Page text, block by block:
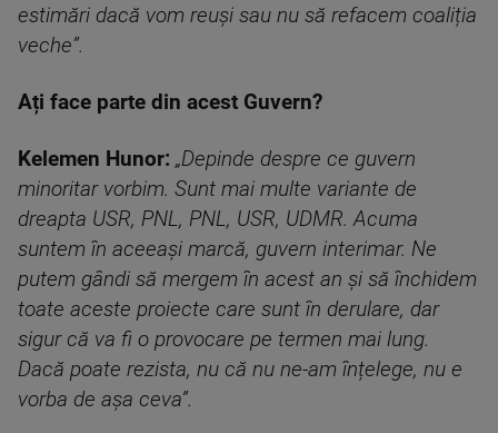
estimări dacă vom reuși sau nu să refacem coaliția
veche”.
Ați face parte din acest Guvern?
Kelemen Hunor: „Depinde despre ce guvern
minoritar vorbim. Sunt mai multe variante de
dreapta USR, PNL, PNL, USR, UDMR. Acuma
suntem în aceeași marcă, guvern interimar. Ne
putem gândi să mergem în acest an și să închidem
toate aceste proiecte care sunt în derulare, dar
sigur că va fi o provocare pe termen mai lung.
Dacă poate rezista, nu că nu ne-am înțelege, nu e
vorba de așa ceva”.